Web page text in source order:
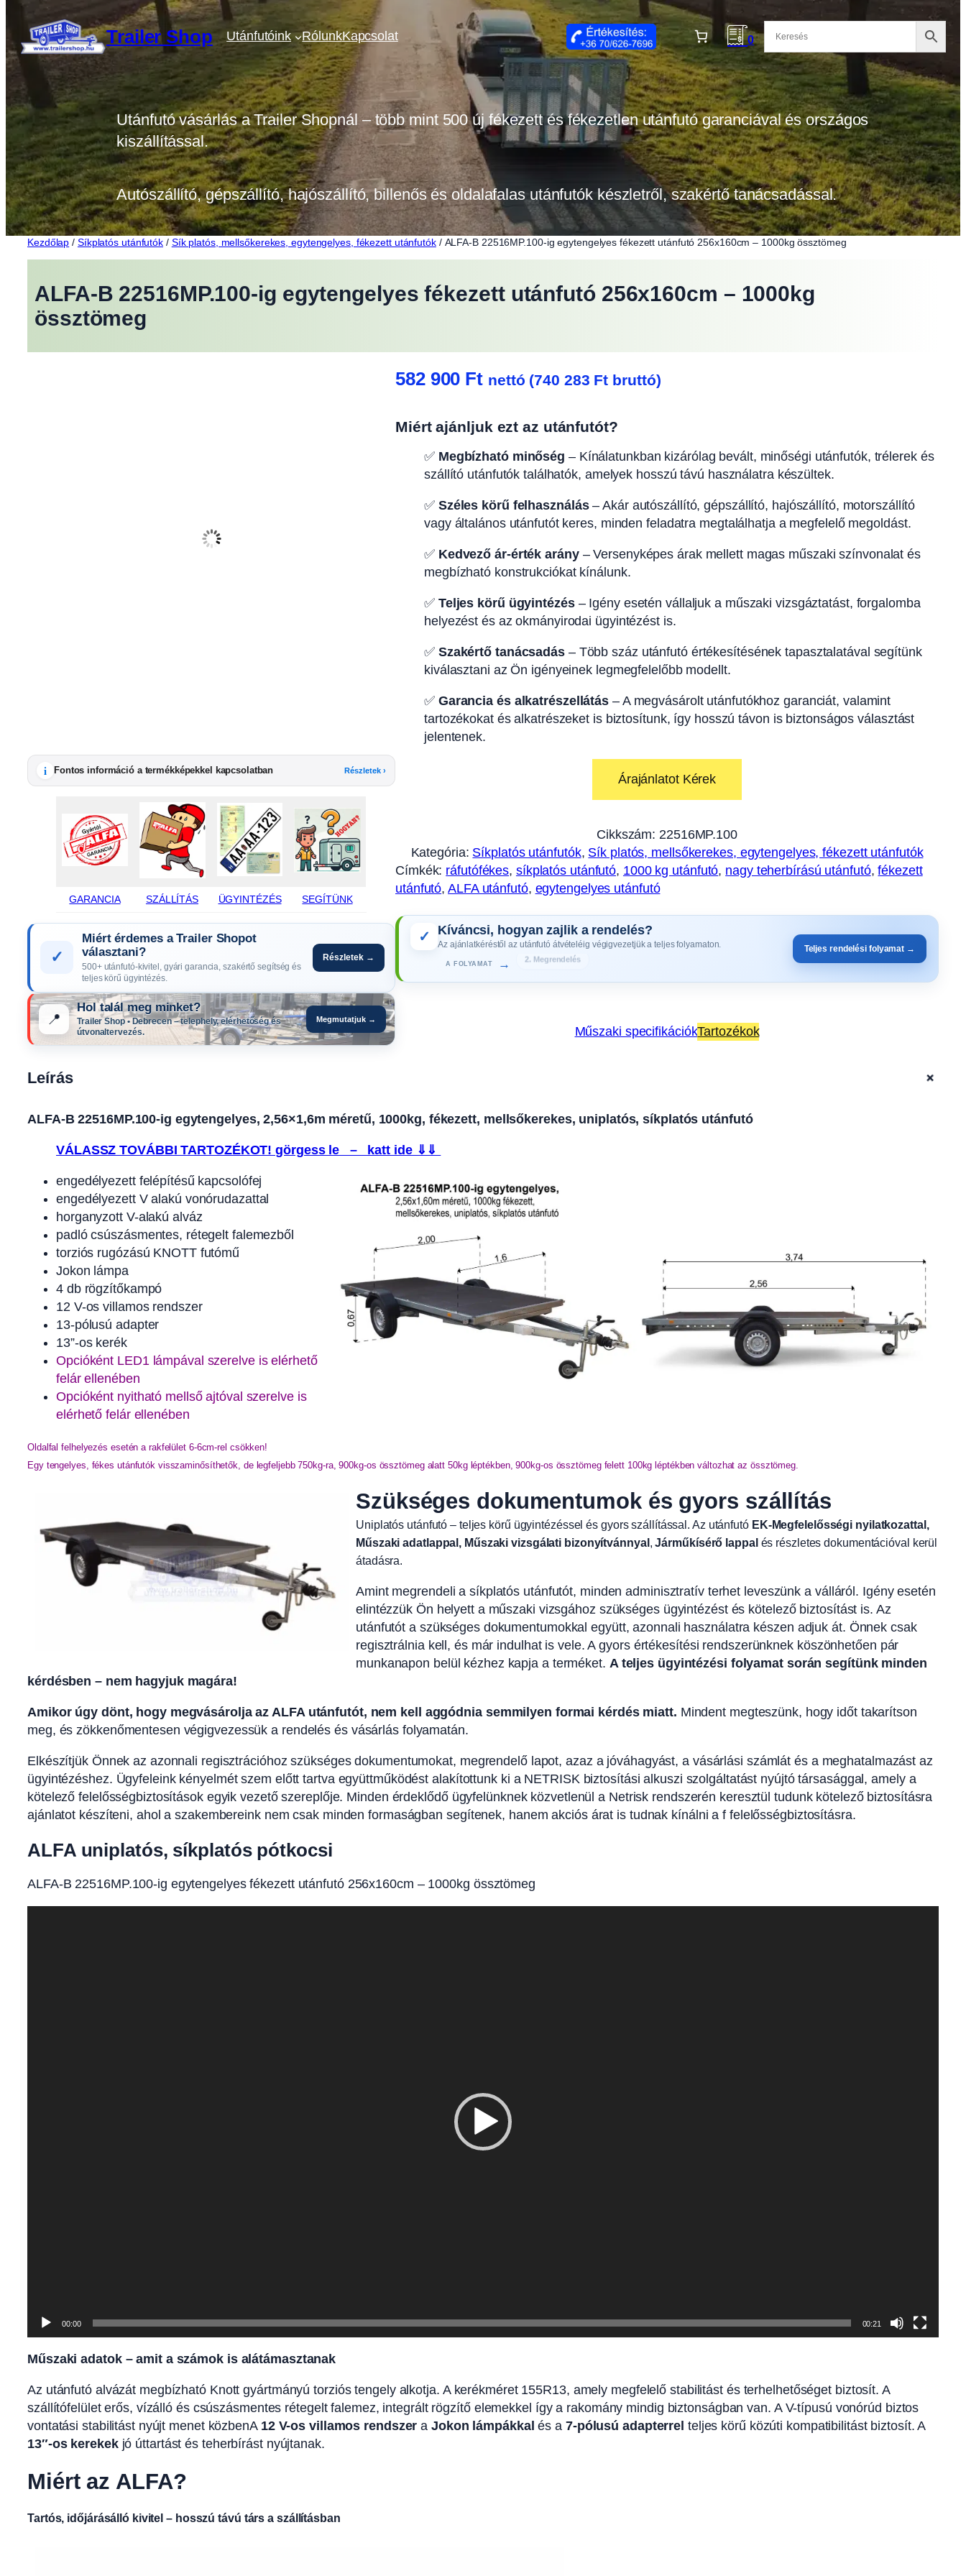
Ugrás
tartalomhoz
Trailer Shop Utánfutóink RólunkKapcsolat 0
Utánfutó vásárlás a Trailer Shopnál – több mint 500 új fékezett és fékezetlen utánfutó garanciával és országos
kiszállítással.
Autószállító, gépszállító, hajószállító, billenős és oldalafalas utánfutók készletről, szakértő tanácsadással.
Kezdőlap / Síkplatós utánfutók / Sík platós, mellsőkerekes, egytengelyes, fékezett utánfutók/ ALFA-B 22516MP.100-ig egytengelyes fékezett utánfutó 256x160cm – 1000kg össztömeg
ALFA-B 22516MP.100-ig egytengelyes fékezett utánfutó 256x160cm – 1000kg
össztömeg
i Fontos információ a termékképekkel kapcsolatban Részletek ›
GARANCIA SZÁLLÍTÁS ÜGYINTÉZÉS SEGÍTÜNK
✓
Miért érdemes a Trailer Shopot
választani?
500+ utánfutó-kivitel, gyári garancia, szakértő segítség és
teljes körű ügyintézés.
Részletek →
📍
Hol talál meg minket?
Trailer Shop • Debrecen – telephely, elérhetőség és
útvonaltervezés.
Megmutatjuk →
582 900 Ft nettó (740 283 Ft bruttó)
Miért ajánljuk ezt az utánfutót?
✅ Megbízható minőség – Kínálatunkban kizárólag bevált, minőségi utánfutók, trélerek és
szállító utánfutók találhatók, amelyek hosszú távú használatra készültek.
✅ Széles körű felhasználás– Akár autószállító, gépszállító, hajószállító, motorszállító
vagy általános utánfutót keres, minden feladatra megtalálhatja a megfelelő megoldást.
✅ Kedvező ár-érték arány– Versenyképes árak mellett magas műszaki színvonalat és
megbízható konstrukciókat kínálunk.
✅ Teljes körű ügyintézés– Igény esetén vállaljuk a műszaki vizsgáztatást, forgalomba
helyezést és az okmányirodai ügyintézést is.
✅ Szakértő tanácsadás– Több száz utánfutó értékesítésének tapasztalatával segítünk
kiválasztani az Ön igényeinek legmegfelelőbb modellt.
✅ Garancia és alkatrészellátás – A megvásárolt utánfutókhoz garanciát, valamint
tartozékokat és alkatrészeket is biztosítunk, így hosszú távon is biztonságos választást
jelentenek.
Árajánlatot Kérek
Cikkszám: 22516MP.100
Kategória: Síkplatós utánfutók, Sík platós, mellsőkerekes, egytengelyes, fékezett utánfutók
Címkék: ráfutófékes, síkplatós utánfutó, 1000 kg utánfutó, nagy teherbírású utánfutó, fékezett
utánfutó, ALFA utánfutó, egytengelyes utánfutó
✓ Kíváncsi, hogyan zajlik a rendelés?
Az ajánlatkéréstől az utánfutó átvételéig végigvezetjük a teljes folyamaton.
A FOLYAMAT → 3. Gyártás
Teljes rendelési folyamat →
Műszaki specifikációkTartozékok
Leírás +
ALFA-B 22516MP.100-ig egytengelyes, 2,56×1,6m méretű, 1000kg, fékezett, mellsőkerekes, uniplatós, síkplatós utánfutó
VÁLASSZ TOVÁBBI TARTOZÉKOT! görgess le – katt ide ⇓⇓
engedélyezett felépítésű kapcsolófej
engedélyezett V alakú vonórudazattal
horganyzott V-alakú alváz
padló csúszásmentes, rétegelt falemezből
torziós rugózású KNOTT futómű
Jokon lámpa
4 db rögzítőkampó
12 V-os villamos rendszer
13-pólusú adapter
13”-os kerék
Opcióként LED1 lámpával szerelve is elérhető
felár ellenében
Opcióként nyitható mellső ajtóval szerelve is
elérhető felár ellenében
Oldalfal felhelyezés esetén a rakfelület 6-6cm-rel csökken!
Egy tengelyes, fékes utánfutók visszaminősíthetők, de legfeljebb 750kg-ra, 900kg-os össztömeg alatt 50kg léptékben, 900kg-os össztömeg felett 100kg léptékben változhat az össztömeg.
Szükséges dokumentumok és gyors szállítás
Uniplatós utánfutó – teljes körű ügyintézéssel és gyors szállítással. Az utánfutó EK-Megfelelősségi nyilatkozattal,
Műszaki adatlappal, Műszaki vizsgálati bizonyítvánnyal ,Járműkísérő lappal és részletes dokumentációval kerül
átadásra.
Amint megrendeli a síkplatós utánfutót, minden adminisztratív terhet leveszünk a válláról. Igény esetén
elintézzük Ön helyett a műszaki vizsgához szükséges ügyintézést és kötelező biztosítást is. Az
utánfutót a szükséges dokumentumokkal együtt, azonnali használatra készen adjuk át. Önnek csak
regisztrálnia kell, és már indulhat is vele. A gyors értékesítési rendszerünknek köszönhetően pár
munkanapon belül kézhez kapja a terméket. A teljes ügyintézési folyamat során segítünk minden
kérdésben – nem hagyjuk magára!
Amikor úgy dönt, hogy megvásárolja az ALFA utánfutót, nem kell aggódnia semmilyen formai kérdés miatt. Mindent megteszünk, hogy időt takarítson
meg, és zökkenőmentesen végigvezessük a rendelés és vásárlás folyamatán.
Elkészítjük Önnek az azonnali regisztrációhoz szükséges dokumentumokat, megrendelő lapot, azaz a jóváhagyást, a vásárlási számlát és a meghatalmazást az
ügyintézéshez. Ügyfeleink kényelmét szem előtt tartva együttműködést alakítottunk ki a NETRISK biztosítási alkuszi szolgáltatást nyújtó társasággal, amely a
kötelező felelősségbiztosítások egyik vezető szereplője. Minden érdeklődő ügyfelünknek közvetlenül a Netrisk rendszerén keresztül tudunk kötelező biztosításra
ajánlatot készíteni, ahol a szakembereink nem csak minden formaságban segítenek, hanem akciós árat is tudnak kínálni a f felelősségbiztosításra.
ALFA uniplatós, síkplatós pótkocsi
ALFA-B 22516MP.100-ig egytengelyes fékezett utánfutó 256x160cm – 1000kg össztömeg
00:00 00:21
Műszaki adatok – amit a számok is alátámasztanak
Az utánfutó alvázát megbízható Knott gyártmányú torziós tengely alkotja. A kerékméret 155R13, amely megfelelő stabilitást és terhelhetőséget biztosít. A
szállítófelület erős, vízálló és csúszásmentes rétegelt falemez, integrált rögzítő elemekkel így a rakomány mindig biztonságban van. A V-típusú vonórúd biztos
vontatási stabilitást nyújt menet közbenA 12 V-os villamos rendszer aJokon lámpákkal és a 7-pólusú adapterrel teljes körű közúti kompatibilitást biztosít. A
13″-os kerekekjó úttartást és teherbírást nyújtanak.
Miért az ALFA?
Tartós, időjárásálló kivitel – hosszú távú társ a szállításban